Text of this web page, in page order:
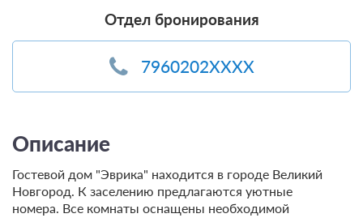
Отдел бронирования
7960202XXXX
Описание
Гостевой дом "Эврика" находится в городе Великий
Новгород. К заселению предлагаются уютные
номера. Все комнаты оснащены необходимой